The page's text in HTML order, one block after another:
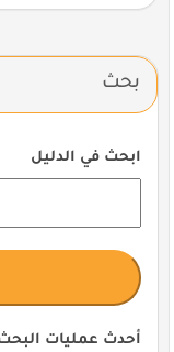
بحث
ابحث في الدليل
أحدث عمليات البحث